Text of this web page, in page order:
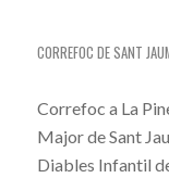
CORREFOC DE SANT
Correfoc a La
Major de Sant
Diables Infantil